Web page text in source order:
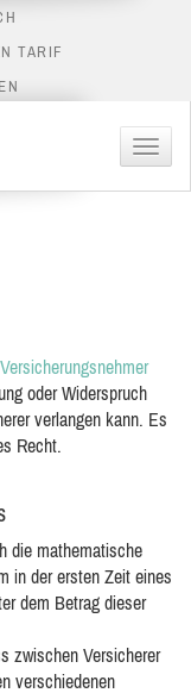
TARIF
Menü
Versicherungsnehmer
oder Widerspruch
verlangen kann. Es
Recht.
die mathematische
in der ersten Zeit eines
dem Betrag dieser
zwischen Versicherer
verschiedenen